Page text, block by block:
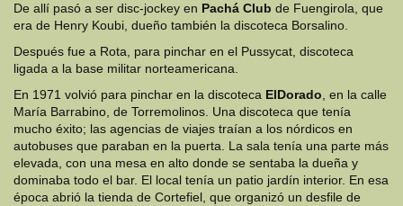
De allí pasó a ser disc-jockey en Pachá Club de Fuengirola, que
era de Henry Koubi, dueño también la discoteca Borsalino.
Después fue a Rota, para pinchar en el Pussycat, discoteca
ligada a la base militar norteamericana.
En 1971 volvió para pinchar en la discoteca ElDorado , en la calle
María Barrabino, de Torremolinos. Una discoteca que tenía
mucho éxito; las agencias de viajes traían a los nórdicos en
autobuses que paraban en la puerta. La sala tenía una parte más
elevada, con una mesa en alto donde se sentaba la dueña y
dominaba todo el bar. El local tenía un patio jardín interior. En esa
época abrió la tienda de Cortefiel, que organizó un desfile de